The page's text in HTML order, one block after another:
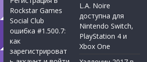
Rockstar Games
Social Club
ошибка #1.500.7:
как
зарегистрироват
L.A. Noire
доступна для
Nintendo Switch,
PlayStation 4 и
Xbox One